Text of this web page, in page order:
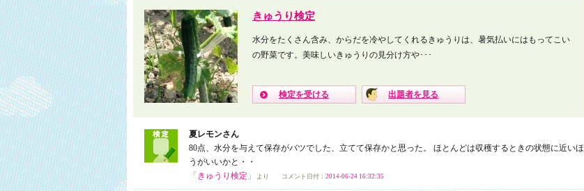
きゅうり検定
水分をたくさん含み、からだを冷やしてくれるきゅうりは、暑気払いにはもってこい
の野菜です。美味しいきゅうりの見分け方や･･･
検定を受ける 出題者を見る
夏レモンさん
80点、水分を与えて保存がバツでした、立てて保存かと思った。 ほとんどは収穫するときの状態に近いほ
うがいいかと・・
「 きゅうり検定 」 より コメント日付： 2014-06-24 16:32:35